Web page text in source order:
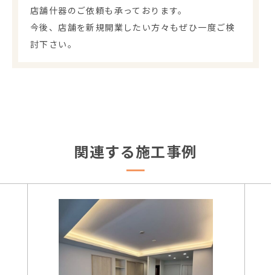
店舗什器のご依頼も承っております。
今後、店舗を新規開業したい方々もぜひ一度ご検
討下さい。
関連する施工事例